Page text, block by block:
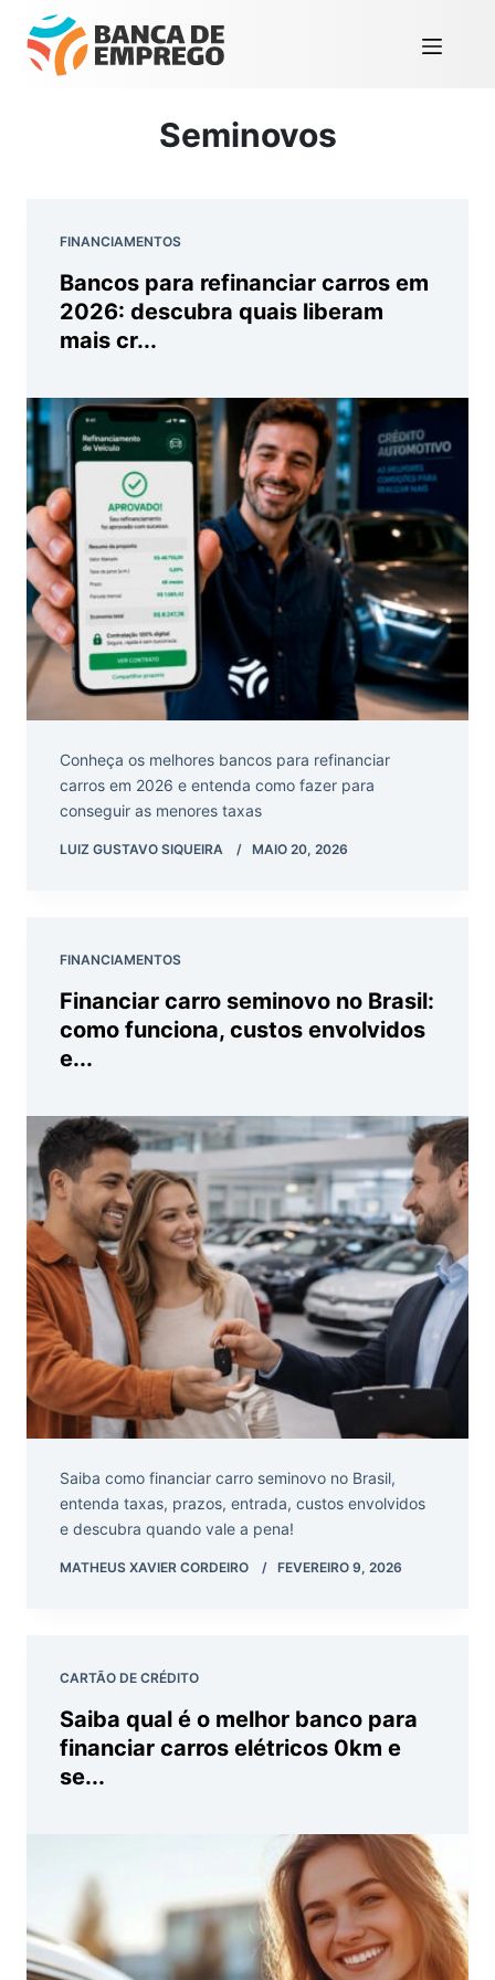
Seminovos
FINANCIAMENTOS
Bancos para refinanciar carros em
2026: descubra quais liberam
mais cr...
Conheça os melhores bancos para refinanciar
carros em 2026 e entenda como fazer para
conseguir as menores taxas
LUIZ GUSTAVO SIQUEIRA MAIO 20, 2026
FINANCIAMENTOS
Financiar carro seminovo no Brasil:
como funciona, custos envolvidos
e...
Saiba como financiar carro seminovo no Brasil,
entenda taxas, prazos, entrada, custos envolvidos
e descubra quando vale a pena!
MATHEUS XAVIER CORDEIRO FEVEREIRO 9, 2026
CARTÃO DE CRÉDITO
Saiba qual é o melhor banco para
financiar carros elétricos 0km e
se...